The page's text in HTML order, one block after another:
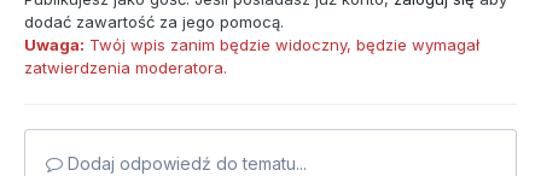
dodać zawartość za jego pomocą.
Uwaga: Twój wpis zanim będzie widoczny, będzie wymagał
zatwierdzenia moderatora.
Dodaj odpowiedź do tematu...